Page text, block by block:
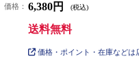
価格： 6,380円 (税込)
送料無料
価格・ポイント・在庫などは